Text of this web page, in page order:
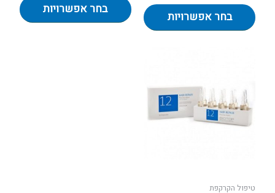
טיפול הקרקפת
בחר אפשרויות
בחר אפשרויות